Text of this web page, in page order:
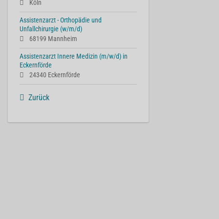
Köln
Assistenzarzt - Orthopädie und
Unfallchirurgie (w/m/d)
68199 Mannheim
Assistenzarzt Innere Medizin (m/w/d) in
Eckernförde
24340 Eckernförde
Zurück